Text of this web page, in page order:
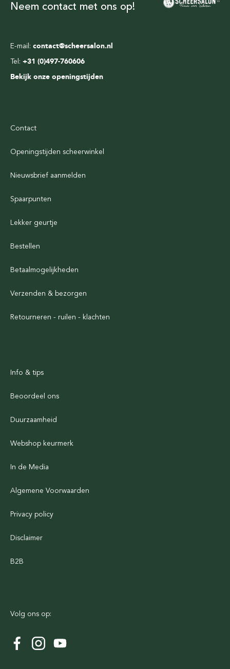
E-mail: contact@scheersalon.nl
Tel: +31 (0)497-760606
Bekijk onze openingstijden
Neem contact met ons op!
Contact
Openingstijden scheerwinkel
Nieuwsbrief aanmelden
Spaarpunten
Lekker geurtje
Bestellen
Betaalmogelijkheden
Verzenden & bezorgen
Retourneren - ruilen - klachten
Info & tips
Beoordeel ons
Duurzaamheid
Webshop keurmerk
In de Media
Algemene Voorwaarden
Privacy policy
Disclaimer
B2B
Volg ons op: